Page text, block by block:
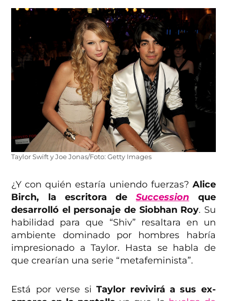
Taylor Swift y Joe Jonas/Foto: Getty Images
¿Y con quién estaría uniendo fuerzas? Alice
Birch, la escritora deSuccession que
desarrolló el personaje de Siobhan Roy. Su
habilidad para que “Shiv” resaltara en un
ambiente dominado por hombres habría
impresionado a Taylor. Hasta se habla de
que crearían una serie “metafeminista”.
Está por verse si Taylor revivirá a sus ex-